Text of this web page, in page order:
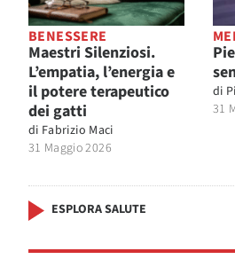
BENESSERE
Maestri Silenziosi.
L’empatia, l’energia e
il potere terapeutico
dei gatti
di Fabrizio Maci
31 Maggio 2026
di
31
ESPLORA SALUTE